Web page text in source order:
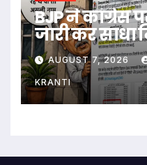
BJP ने कांग्रेस
जारी कर साधा
AUGUST 7, 2026
KRANTI